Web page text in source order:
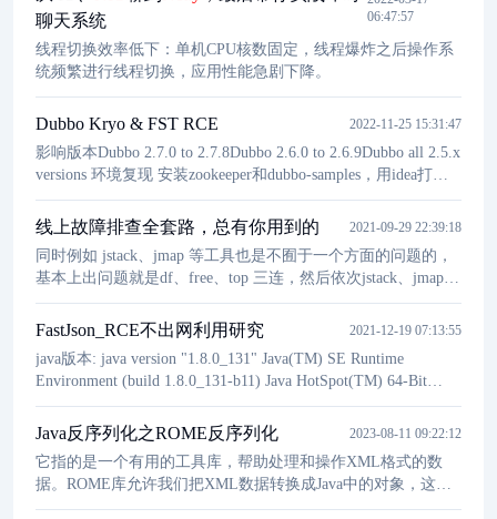
聊天系统
06:47:57
线程切换效率低下：单机CPU核数固定，线程爆炸之后操作系
统频繁进行线程切换，应用性能急剧下降。
Dubbo Kryo & FST RCE 2022-11-25 15:31:47
影响版本Dubbo 2.7.0 to 2.7.8Dubbo 2.6.0 to 2.6.9Dubbo all 2.5.x
versions 环境复现 安装zookeeper和dubbo-samples，用idea打开
dubbo-samples-api，然后修改其中的pom.xml如下： 注意，
dubbo-common必须 ≤2.7.3版本。在Dubbo<=2.7.3中fastjson的版
本≤1.2.46 ，这也是我们这个洞的利用点，不过这里复现使用的
更高版本所以需要添加依赖， com.alibabagroupId>
fastjsonartifactId>1.2.46version>dependency>. 案例漏洞分析
FTS反序列化FTS反序列化发生在RPC协议反序列化。
线上故障排查全套路，总有你用到的 2021-09-29 22:39:18
同时例如 jstack、jmap 等工具也是不囿于一个方面的问题的，
基本上出问题就是df、free、top 三连，然后依次jstack、jmap伺
候，具体问题具体分析即可。CPU 异常往往还是比较好定位
的。
FastJson_RCE不出网利用研究 2021-12-19 07:13:55
java版本: java version "1.8.0_131" Java(TM) SE Runtime
Environment (build 1.8.0_131-b11) Java HotSpot(TM) 64-Bit
Server VM (build 25.131-b11, mixed mode)
Java反序列化之ROME反序列化 2023-08-11 09:22:12
它指的是一个有用的工具库，帮助处理和操作XML格式的数
据。ROME库允许我们把XML数据转换成Java中的对象，这样
我们可以更方便地在程序中操作数据。另外，它也支持将Java